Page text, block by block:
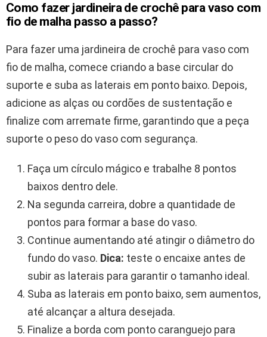
Como fazer jardineira de crochê para vaso com
fio de malha passo a passo?
Para fazer uma jardineira de crochê para vaso com
fio de malha, comece criando a base circular do
suporte e suba as laterais em ponto baixo. Depois,
adicione as alças ou cordões de sustentação e
finalize com arremate firme, garantindo que a peça
suporte o peso do vaso com segurança.
Faça um círculo mágico e trabalhe 8 pontos
baixos dentro dele.
Na segunda carreira, dobre a quantidade de
pontos para formar a base do vaso.
Continue aumentando até atingir o diâmetro do
fundo do vaso. Dica: teste o encaixe antes de
subir as laterais para garantir o tamanho ideal.
Suba as laterais em ponto baixo, sem aumentos,
até alcançar a altura desejada.
Finalize a borda com ponto caranguejo para